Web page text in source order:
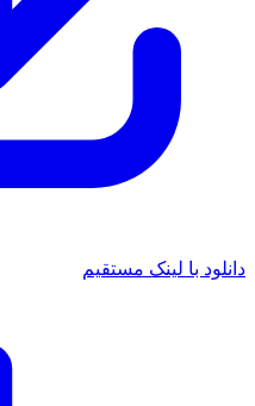
دانلود با لینک مستقیم